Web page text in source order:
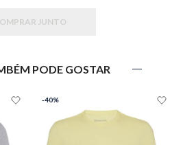
JUNTO
PODE GOSTAR
-40%